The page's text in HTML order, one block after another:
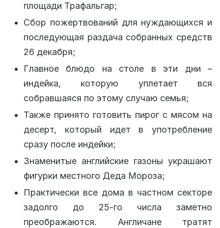
площади Трафальгар;
Сбор пожертвований для нуждающихся и
последующая раздача собранных средств
26 декабря;
Главное блюдо на столе в эти дни –
индейка, которую уплетает вся
собравшаяся по этому случаю семья;
Также принято готовить пирог с мясом на
десерт, который идет в употребление
сразу после индейки;
Знаменитые английские газоны украшают
фигурки местного Деда Мороза;
Практически все дома в частном секторе
задолго до 25-го числа заметно
преображаются. Англичане тратят